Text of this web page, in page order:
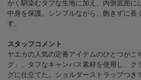
かく馴染むタフな生地に加え、内側底面に
中身を保護。シンプルながら、飽きずに長
す。
スタッフコメント
ヤエカの人気の定番アイテムのひとつがこ
グ」。タフなキャンバス素材を使用し、ク
グに仕立てた。ショルダーストラップつき